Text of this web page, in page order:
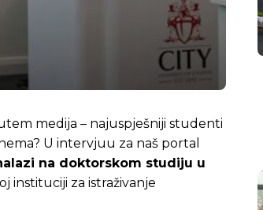
medija – najuspješniji studenti
U intervjuu za naš portal
na doktorskom studiju u
instituciji za istraživanje